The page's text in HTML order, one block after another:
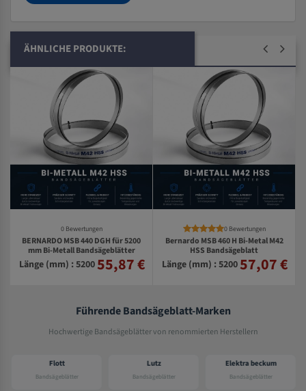
ÄHNLICHE PRODUKTE:
0 Bewertungen
BERNARDO MSB 440 DGH für 5200
mm Bi-Metall Bandsägeblätter
Länge (mm) : 520055,87 €
0 Bewertungen
Bernardo MSB 460 H Bi-Metal M42
HSS Bandsägeblatt
Länge (mm) : 520057,07 €
Führende Bandsägeblatt-Marken
Hochwertige Bandsägeblätter von renommierten Herstellern
Flott
Bandsägeblätter
Lutz
Bandsägeblätter
Elektra beckum
Bandsägeblätter